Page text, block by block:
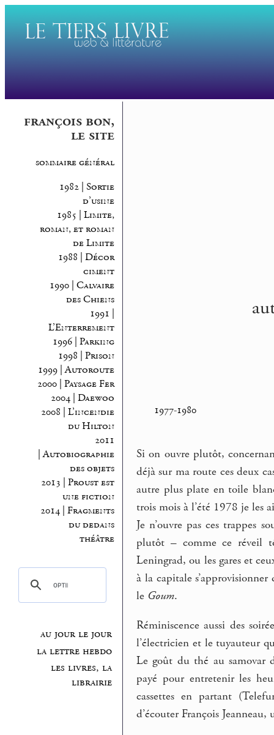
françois bon,
le site
sommaire général
1982 | Sortie
d’usine
1985 | Limite,
roman, et roman
de Limite
1988 | Décor
ciment
1990 | Calvaire
des Chiens
1991 |
L’Enterrement
1996 | Parking
1998 | Prison
1999 | Autoroute
2000 | Paysage Fer
2004 | Daewoo
2008 | L’incendie
du Hilton
2011
| Autobiographie
des objets
2013 | Proust est
une fiction
2014 | Fragments
du dedans
théâtre
au jour le jour
la lettre hebdo
les livres, la
librairie
1977-1980
Si on ouvre plutôt,
déjà sur ma route ces deux
autre plus plate en toile
trois mois à l’été 1978 je les
Je n’ouvre pas ces trappes
plutôt – comme ce réveil
Leningrad, ou les gares et
à la capitale
le Goum.
Réminiscence aussi des
l’électricien et le tuyauteur
Le goût du thé au
payé pour entretenir les
cassettes en partant
d’écouter François